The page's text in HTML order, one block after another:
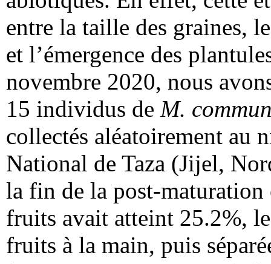
entre la taille des graines,
et l’émergence des
novembre 2020, nous
15 individus de M.
collectés aléatoirement au
National de Taza (Jijel,
la fin de la post-
fruits avait atteint 25.2%,
fruits à la main, puis